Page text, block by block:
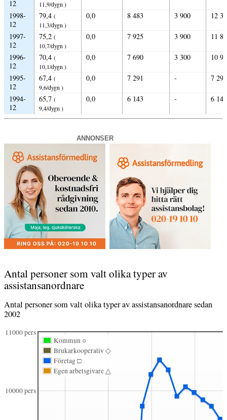
12
11,9/dygn )
1998-
12
79,4 (
11,3/dygn )
0,0 8 483 3 900 12
1997-
12
75,2 (
10,7/dygn )
0,0 7 925 3 900 11
1996-
12
70,4 (
10,1/dygn )
0,0 7 690 3 300 10
1995-
12
67,4 (
9,6/dygn )
0,0 7 291 - 7 291
1994-
12
65,7 (
9,4/dygn )
0,0 6 143 - 6 143
ANNONSER
Antal personer som valt olika typer av
assistansanordnare
Antal personer som valt olika typer av assistansanordnare sedan
2002
10000 pers
11000 pers
Kommun ○
Brukarkooperativ ◇
Företag □
Egen arbetsgivare △